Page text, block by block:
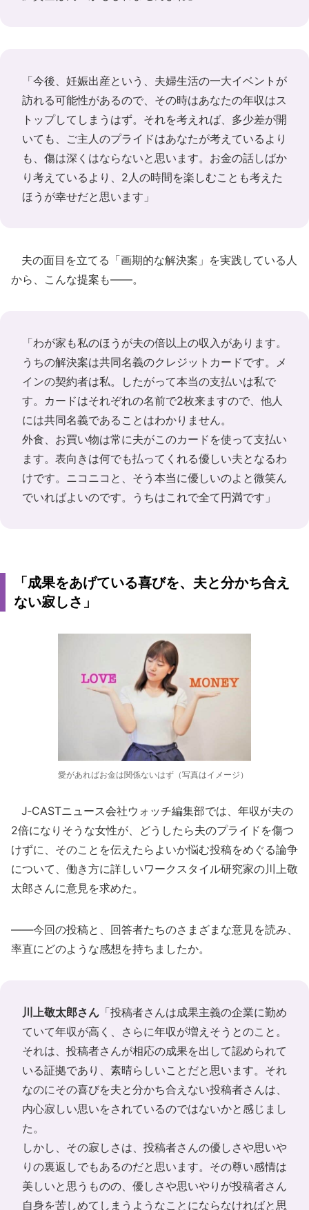
「今後、妊娠出産という、夫婦生活の一大イベントが
訪れる可能性があるので、その時はあなたの年収はス
トップしてしまうはず。それを考えれば、多少差が開
いても、ご主人のプライドはあなたが考えているより
も、傷は深くはならないと思います。お金の話しばか
り考えているより、2人の時間を楽しむことも考えた
ほうが幸せだと思います」
夫の面目を立てる「画期的な解決案」を実践している人
から、こんな提案も――。
「わが家も私のほうが夫の倍以上の収入があります。
うちの解決案は共同名義のクレジットカードです。メ
インの契約者は私。したがって本当の支払いは私で
す。カードはそれぞれの名前で2枚来ますので、他人
には共同名義であることはわかりません。
外食、お買い物は常に夫がこのカードを使って支払い
ます。表向きは何でも払ってくれる優しい夫となるわ
けです。ニコニコと、そう本当に優しいのよと微笑ん
でいればよいのです。うちはこれで全て円満です」
「成果をあげている喜びを、夫と分かち合え
ない寂しさ」
愛があればお金は関係ないはず（写真はイメージ）
J‐CASTニュース会社ウォッチ編集部では、年収が夫の
2倍になりそうな女性が、どうしたら夫のプライドを傷つ
けずに、そのことを伝えたらよいか悩む投稿をめぐる論争
について、働き方に詳しいワークスタイル研究家の川上敬
太郎さんに意見を求めた。
――今回の投稿と、回答者たちのさまざまな意見を読み、
率直にどのような感想を持ちましたか。
川上敬太郎さん 「投稿者さんは成果主義の企業に勤め
ていて年収が高く、さらに年収が増えそうとのこと。
それは、投稿者さんが相応の成果を出して認められて
いる証拠であり、素晴らしいことだと思います。それ
なのにその喜びを夫と分かち合えない投稿者さんは、
内心寂しい思いをされているのではないかと感じまし
た。
しかし、その寂しさは、投稿者さんの優しさや思いや
りの裏返しでもあるのだと思います。その尊い感情は
美しいと思うものの、優しさや思いやりが投稿者さん
自身を苦しめてしまうようなことにならなければと思